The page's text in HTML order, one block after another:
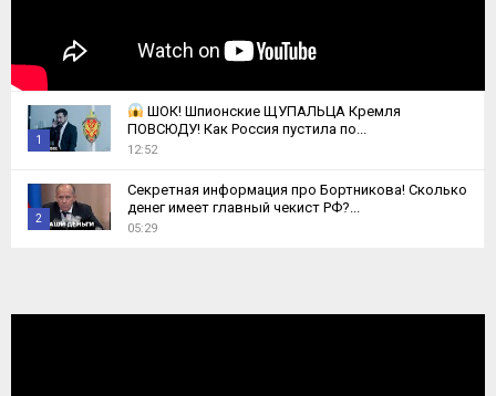
1
youtube
ШОК! Шпионские ЩУПАЛЬЦА Кремля
ПОВСЮДУ! Как Россия пустила по...
12:52
2
Секретная информация про Бортникова! Сколько
денег имеет главный чекист РФ?...
05:29